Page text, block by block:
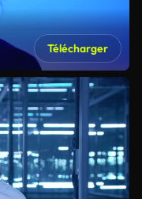
Télécharger